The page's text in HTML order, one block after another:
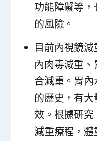
功能障礙等
的風險。
目前內視鏡
內肉毒減重
合減重。胃
的歷史，有
效。根據研
減重療程，